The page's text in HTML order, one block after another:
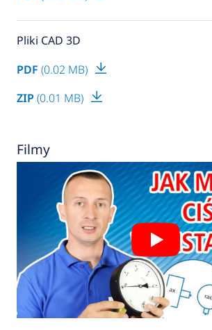
Pliki CAD 3D
PDF (0.02 MB)
ZIP (0.01 MB)
Filmy